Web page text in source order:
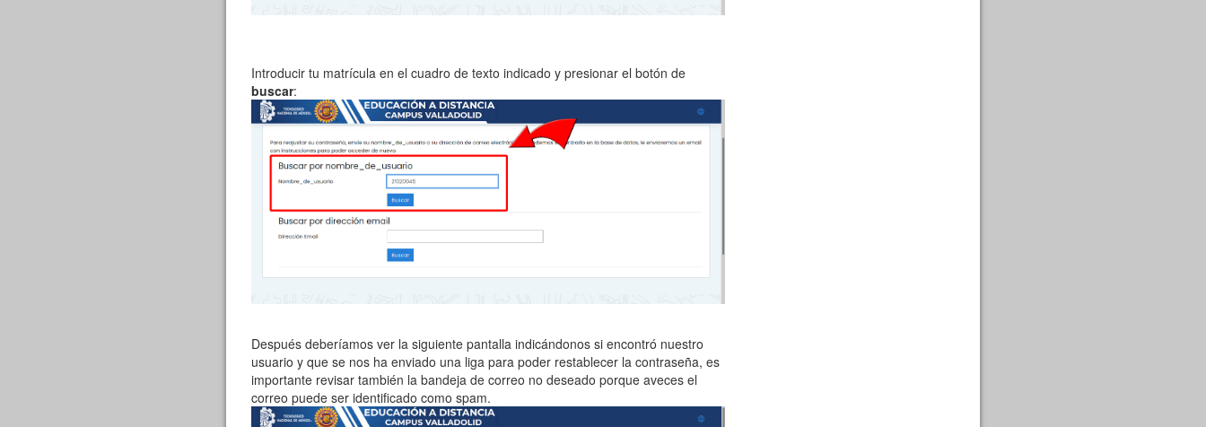
Introducir tu matrícula en el cuadro de texto indicado y presionar el botón de
buscar:
Después deberíamos ver la siguiente pantalla indicándonos si encontró nuestro
usuario y que se nos ha enviado una liga para poder restablecer la contraseña, es
importante revisar también la bandeja de correo no deseado porque aveces el
correo puede ser identificado como spam.